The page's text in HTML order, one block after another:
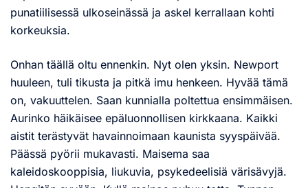
punatiilisessä ulkoseinässä ja askel kerrallaan kohti
korkeuksia.
Onhan täällä oltu ennenkin. Nyt olen yksin. Newport
huuleen, tuli tikusta ja pitkä imu henkeen. Hyvää tämä
on, vakuuttelen. Saan kunnialla poltettua ensimmäisen.
Aurinko häikäisee epäluonnollisen kirkkaana. Kaikki
aistit terästyvät havainnoimaan kaunista syyspäivää.
Päässä pyörii mukavasti. Maisema saa
kaleidoskooppisia, liukuvia, psykedeelisiä värisävyjä.